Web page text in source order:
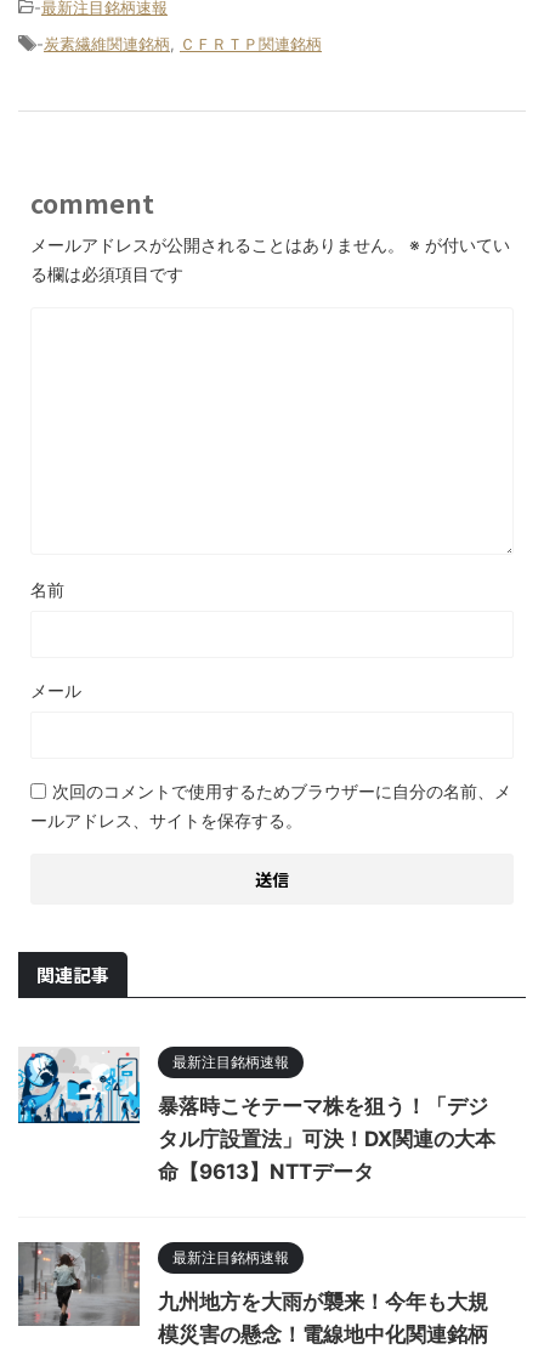
-最新注目銘柄速報
-炭素繊維関連銘柄, ＣＦＲＴＰ関連銘柄
comment
メールアドレスが公開されることはありません。 ※ が付いてい
る欄は必須項目です
名前
メール
次回のコメントで使用するためブラウザーに自分の名前、メ
ールアドレス、サイトを保存する。
関連記事
最新注目銘柄速報
暴落時こそテーマ株を狙う！「デジ
タル庁設置法」可決！DX関連の大本
命【9613】NTTデータ
最新注目銘柄速報
九州地方を大雨が襲来！今年も大規
模災害の懸念！電線地中化関連銘柄